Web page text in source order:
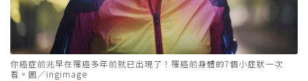
你癌症前兆早在罹癌多年前就已出現了！罹癌前身體的7個小症狀一次
看。圖／ingimage